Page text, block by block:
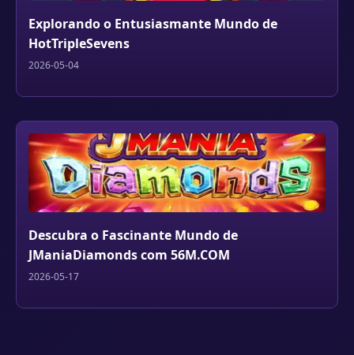
Explorando o Entusiasmante Mundo de
HotTripleSevens
2026-05-04
Descubra o Fascinante Mundo de
JManiaDiamonds com 56M.COM
2026-05-17